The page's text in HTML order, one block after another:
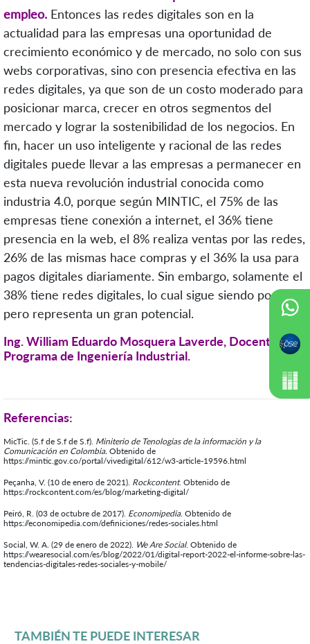
empleo. Entonces las redes digitales son en la
actualidad para las empresas una oportunidad de
crecimiento económico y de mercado, no solo con sus
webs corporativas, sino con presencia efectiva en las
redes digitales, ya que son de un costo moderado para
posicionar marca, crecer en otros segmentos del
mercado y lograr la sostenibilidad de los negocios. En
fin, hacer un uso inteligente y racional de las redes
digitales puede llevar a las empresas a permanecer en
esta nueva revolución industrial conocida como
industria 4.0, porque según MINTIC, el 75% de las
empresas tiene conexión a internet, el 36% tiene
presencia en la web, el 8% realiza ventas por las redes,
26% de las mismas hace compras y el 36% la usa para
pagos digitales diariamente. Sin embargo, solamente el
38% tiene redes digitales, lo cual sigue siendo poco,
pero representa un gran potencial.
Ing. William Eduardo Mosquera Laverde, Docente del
Programa de Ingeniería Industrial.
Referencias:
MicTic. (S.f de S.f de S.f). Miniterio de Tenologias de la información y la
Comunicación en Colombia. Obtenido de
https://mintic.gov.co/portal/vivedigital/612/w3-article-19596.html
Peçanha, V. (10 de enero de 2021). Rockcontent. Obtenido de
https://rockcontent.com/es/blog/marketing-digital/
Peiró, R. (03 de octubre de 2017). Economipedia. Obtenido de
https://economipedia.com/definiciones/redes-sociales.html
Social, W. A. (29 de enero de 2022). We Are Social. Obtenido de
https://wearesocial.com/es/blog/2022/01/digital-report-2022-el-informe-sobre-las-
tendencias-digitales-redes-sociales-y-mobile/
TAMBIÉN TE PUEDE INTERESAR